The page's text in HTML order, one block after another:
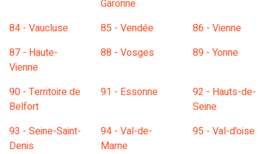
Garonne
84 - Vaucluse 85 - Vendée
86 - Vienne
87 - Haute-
Vienne
88 - Vosges 89 - Yonne
90 - Territoire de
Belfort
91 - Essonne
92 - Hauts-de-
Seine
93 - Seine-Saint-
Denis
94 - Val-de-
Marne
95 - Val-d'oise